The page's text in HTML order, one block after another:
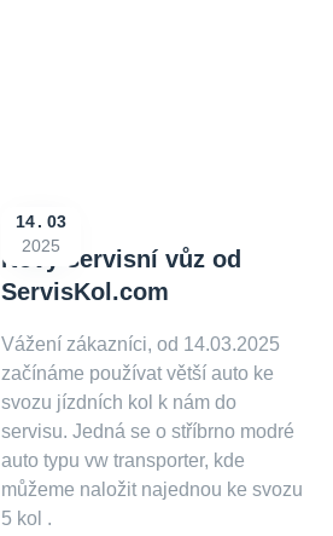
Nový servisní vůz od
ServisKol.com
14
03
2025
Vážení zákazníci, od 14.03.2025
začínáme používat větší auto ke
svozu jízdních kol k nám do
servisu. Jedná se o stříbrno modré
auto typu vw transporter, kde
můžeme naložit najednou ke svozu
5 kol .